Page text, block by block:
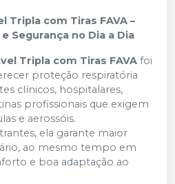
Tripla com Tiras FAVA –
Segurança no Dia a Dia
Tripla com Tiras FAVA foi
proteção respiratória
clínicos, hospitalares,
profissionais que exigem
e aerossóis.
ela garante maior
ao mesmo tempo em
e boa adaptação ao